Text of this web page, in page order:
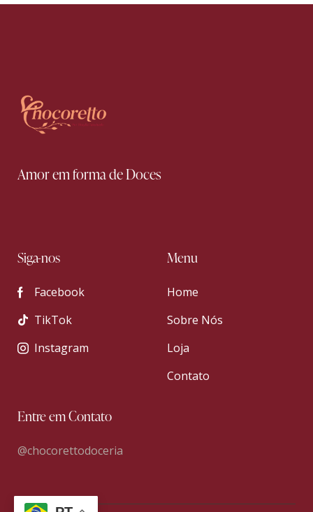
Amor em forma de Doces
Siga-nos
Facebook
TikTok
Instagram
Menu
Home
Sobre Nós
Loja
Contato
Entre em Contato
@chocorettodoceria